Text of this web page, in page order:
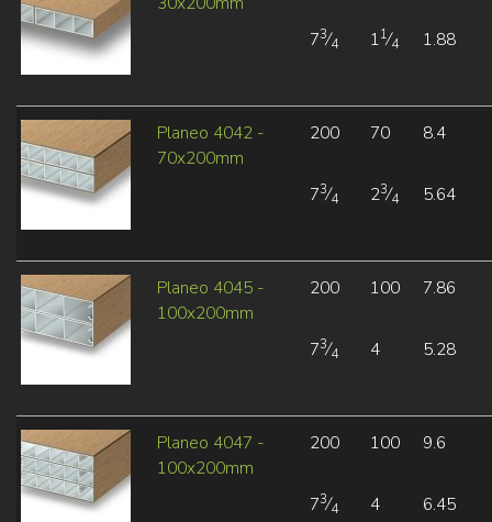
73⁄4 11⁄4 1.88
Planeo 4042 -
70x200mm
200
73⁄4
70
23⁄4
8.4
5.64
Planeo 4045 -
100x200mm
200
73⁄4
100
4
7.86
5.28
Planeo 4047 -
100x200mm
200
73⁄4
100
4
9.6
6.45